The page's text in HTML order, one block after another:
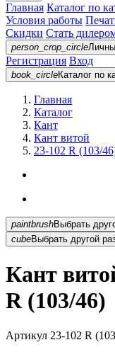
Главная Каталог по
Условия работы
Скидки Стать
person_crop_circle
Регистрация Вход
book_circleКаталог по
Главная
Каталог
Кант
Кант витой
23-102 R (103/
paintbrush
cubeВыбрать другой
Кант
R (103/46)
Артикул 23-102 R